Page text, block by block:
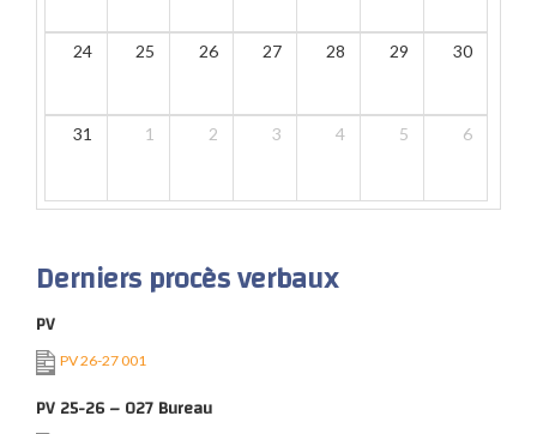
24 25 26 27 28 29 30
31 1 2 3 4 5 6
Derniers procès verbaux
PV
PV 26-27 001
PV 25-26 – 027 Bureau